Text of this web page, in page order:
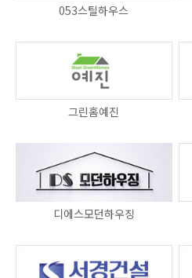
053스틸하우스
그린홈예진
디에스모던하우징